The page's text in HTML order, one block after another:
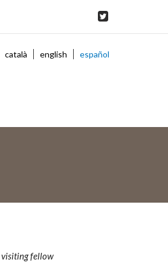
català english español
visiting fellow